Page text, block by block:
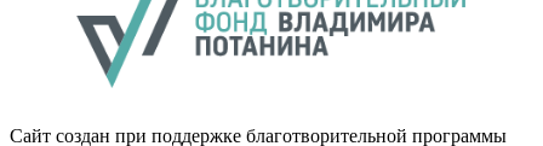
Сайт создан при поддержке благотворительной программы